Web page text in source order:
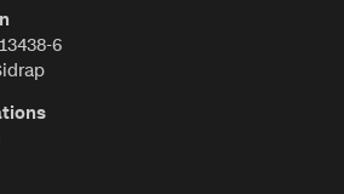
6